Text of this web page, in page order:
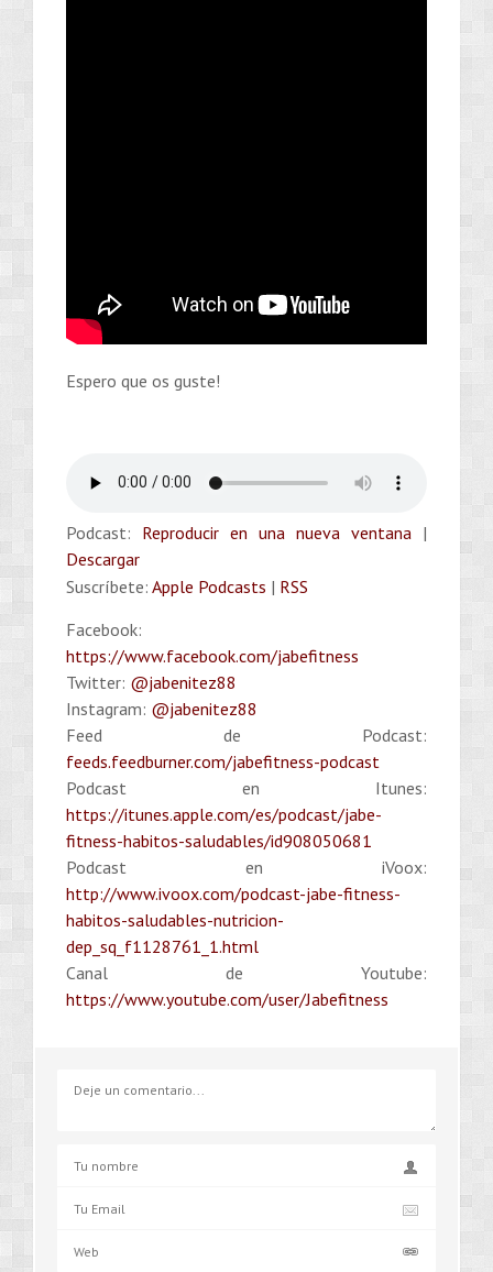
Espero que os guste!
Podcast: Reproducir en una nueva ventana |
Descargar
Suscríbete: Apple Podcasts | RSS
Facebook:
https://www.facebook.com/jabefitness
Twitter: @jabenitez88
Instagram: @jabenitez88
Feed de Podcast:
feeds.feedburner.com/jabefitness-podcast
Podcast en Itunes:
https://itunes.apple.com/es/podcast/jabe-
fitness-habitos-saludables/id908050681
Podcast en iVoox:
http://www.ivoox.com/podcast-jabe-fitness-
habitos-saludables-nutricion-
dep_sq_f1128761_1.html
Canal de Youtube:
https://www.youtube.com/user/Jabefitness